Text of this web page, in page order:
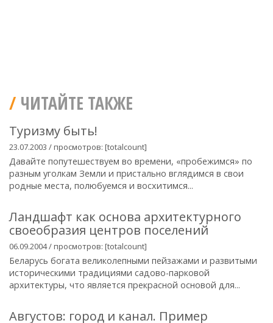
ЧИТАЙТЕ ТАКЖЕ
Туризму быть!
23.07.2003 / просмотров: [totalcount]
Давайте попутешествуем во времени, «пробежимся» по
разным уголкам Земли и пристально вглядимся в свои
родные места, полюбуемся и восхитимся...
Ландшафт как основа архитектурного
своеобразия центров поселений
06.09.2004 / просмотров: [totalcount]
Беларусь богата великолепными пейзажами и развитыми
историческими традициями садово-парковой
архитектуры, что является прекрасной основой для...
Августов: город и канал. Пример